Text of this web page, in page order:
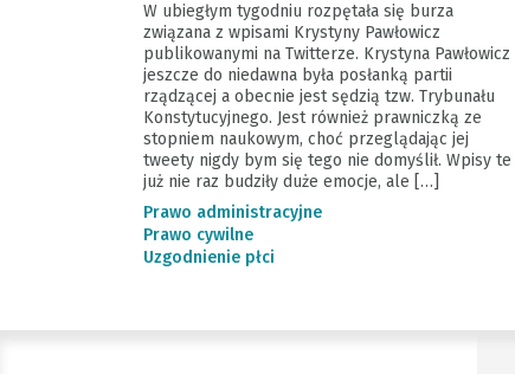
W ubiegłym tygodniu rozpętała się burza
związana z wpisami Krystyny Pawłowicz
publikowanymi na Twitterze. Krystyna Pawłowicz
jeszcze do niedawna była posłanką partii
rządzącej a obecnie jest sędzią tzw. Trybunału
Konstytucyjnego. Jest również prawniczką ze
stopniem naukowym, choć przeglądając jej
tweety nigdy bym się tego nie domyślił. Wpisy te
już nie raz budziły duże emocje, ale […]
Prawo administracyjne
Prawo cywilne
Uzgodnienie płci